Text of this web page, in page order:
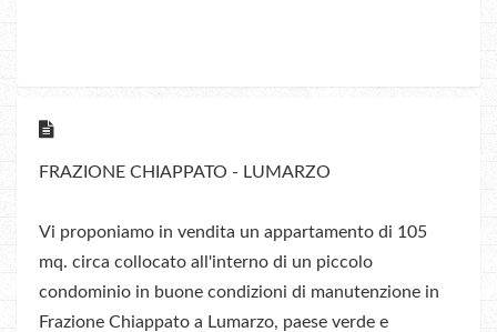
FRAZIONE CHIAPPATO - LUMARZO
Vi proponiamo in vendita un appartamento di 105
mq. circa collocato all'interno di un piccolo
condominio in buone condizioni di manutenzione in
Frazione Chiappato a Lumarzo, paese verde e